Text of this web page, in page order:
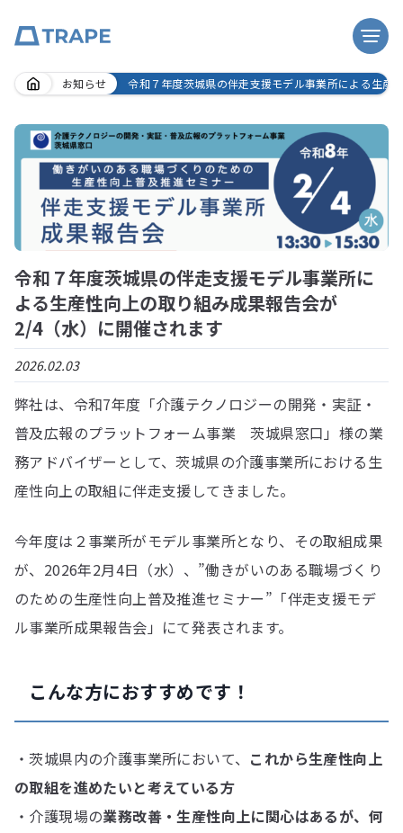
Skip
content
お知らせ 令和７年度茨城県の伴走支援モデル事業所による生
令和７年度茨城県の伴走支援モデル事業所に
よる生産性向上の取り組み成果報告会が
2/4（水）に開催されます
2026.02.03
弊社は、令和7年度「介護テクノロジーの開発・実証・
普及広報のプラットフォーム事業 茨城県窓⼝」様の業
務アドバイザーとして、茨城県の介護事業所における生
産性向上の取組に伴走支援してきました。
今年度は２事業所がモデル事業所となり、その取組成果
が、2026年2月4日（水）、”働きがいのある職場づくり
のための生産性向上普及推進セミナー”「伴走支援モデ
ル事業所成果報告会」にて発表されます。
こんな方におすすめです！
・茨城県内の介護事業所において、 これから生産性向上
の取組を進めたいと考えている方
・介護現場の業務改善・生産性向上に関心はあるが、何